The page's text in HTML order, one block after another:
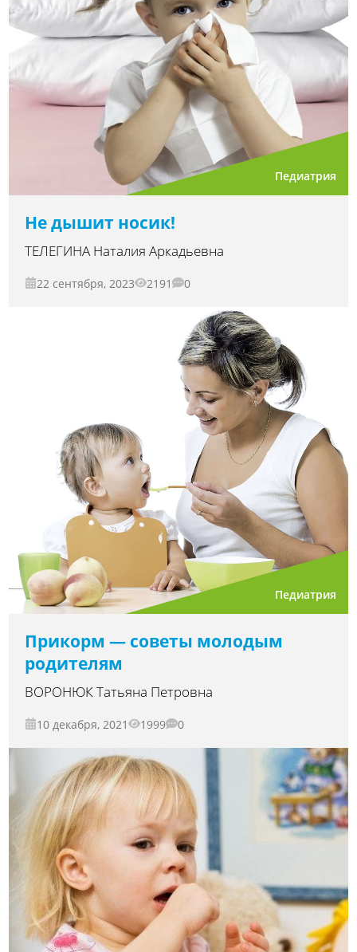
Педиатрия
Не дышит носик!
ТЕЛЕГИНА Наталия Аркадьевна
22 сентября, 2023 2191 0
Педиатрия
Прикорм — советы молодым
родителям
ВОРОНЮК Татьяна Петровна
10 декабря, 2021 1999 0